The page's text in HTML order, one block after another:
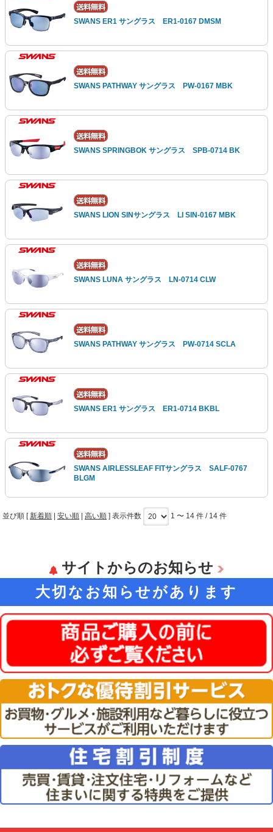
SWANS ER1 サングラス ER1-0167 DMSM
SWANS PATHWAY サングラス PW-0167 MBK
SWANS SPRINGBOK サングラス SPB-0714 BK
SWANS LION SINサングラス LI SIN-0167 MBK
SWANS LUNA サングラス LN-0714 CLW
SWANS PATHWAY サングラス PW-0714 SCLA
SWANS ER1 サングラス ER1-0714 BKBL
SWANS AIRLESSLEAF FITサングラス SALF-0767
BLGM
並び順 [新着順 安い順 高い順 ] 表示件数 1 〜 14 件 / 14 件
サイトからのお知らせ
大切なお知らせがあります